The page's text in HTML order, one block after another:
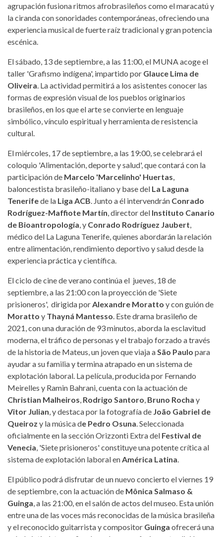
agrupación fusiona ritmos afrobrasileños como el maracatú y
la ciranda con sonoridades contemporáneas, ofreciendo una
experiencia musical de fuerte raíz tradicional y gran potencia
escénica.
El sábado, 13 de septiembre, a las 11:00, el MUNA acoge el
taller 'Grafismo indígena', impartido por Glauce Lima de
Oliveira. La actividad permitirá a los asistentes conocer las
formas de expresión visual de los pueblos originarios
brasileños, en los que el arte se convierte en lenguaje
simbólico, vínculo espiritual y herramienta de resistencia
cultural.
El miércoles, 17 de septiembre, a las 19:00, se celebrará el
coloquio 'Alimentación, deporte y salud', que contará con la
participación de Marcelo 'Marcelinho' Huertas,
baloncestista brasileño-italiano y base del La Laguna
Tenerifede la Liga ACB. Junto a él intervendrán Conrado
Rodríguez-Maffiote Martín, director del Instituto Canario
de Bioantropología, y Conrado Rodríguez Jaubert,
médico del La Laguna Tenerife, quienes abordarán la relación
entre alimentación, rendimiento deportivo y salud desde la
experiencia práctica y científica.
El ciclo de cine de verano continúa el jueves, 18 de
septiembre, a las 21:00 con la proyección de 'Siete
prisioneros', dirigida porAlexandre Moratto y con guión de
Moratto y Thayná Mantesso. Este drama brasileño de
2021, con una duración de 93 minutos, aborda la esclavitud
moderna, el tráfico de personas y el trabajo forzado a través
de la historia de Mateus, un joven que viaja aSão Paulo para
ayudar a su familia y termina atrapado en un sistema de
explotación laboral. La película, producida por Fernando
Meirelles y Ramin Bahrani, cuenta con la actuación de
Christian Malheiros, Rodrigo Santoro, Bruno Rocha y
Vitor Julian, y destaca por la fotografía de João Gabriel de
Queiroz y la música de Pedro Osuna. Seleccionada
oficialmente en la sección Orizzonti Extra del Festival de
Venecia, 'Siete prisioneros' constituye una potente crítica al
sistema de explotación laboral enAmérica Latina.
El público podrá disfrutar de un nuevo concierto el viernes 19
de septiembre, con la actuación de Mônica Salmaso &
Guinga, a las 21:00, en el salón de actos del museo. Esta unión
entre una de las voces más reconocidas de la música brasileña
y el reconocido guitarrista y compositor Guinga ofrecerá una